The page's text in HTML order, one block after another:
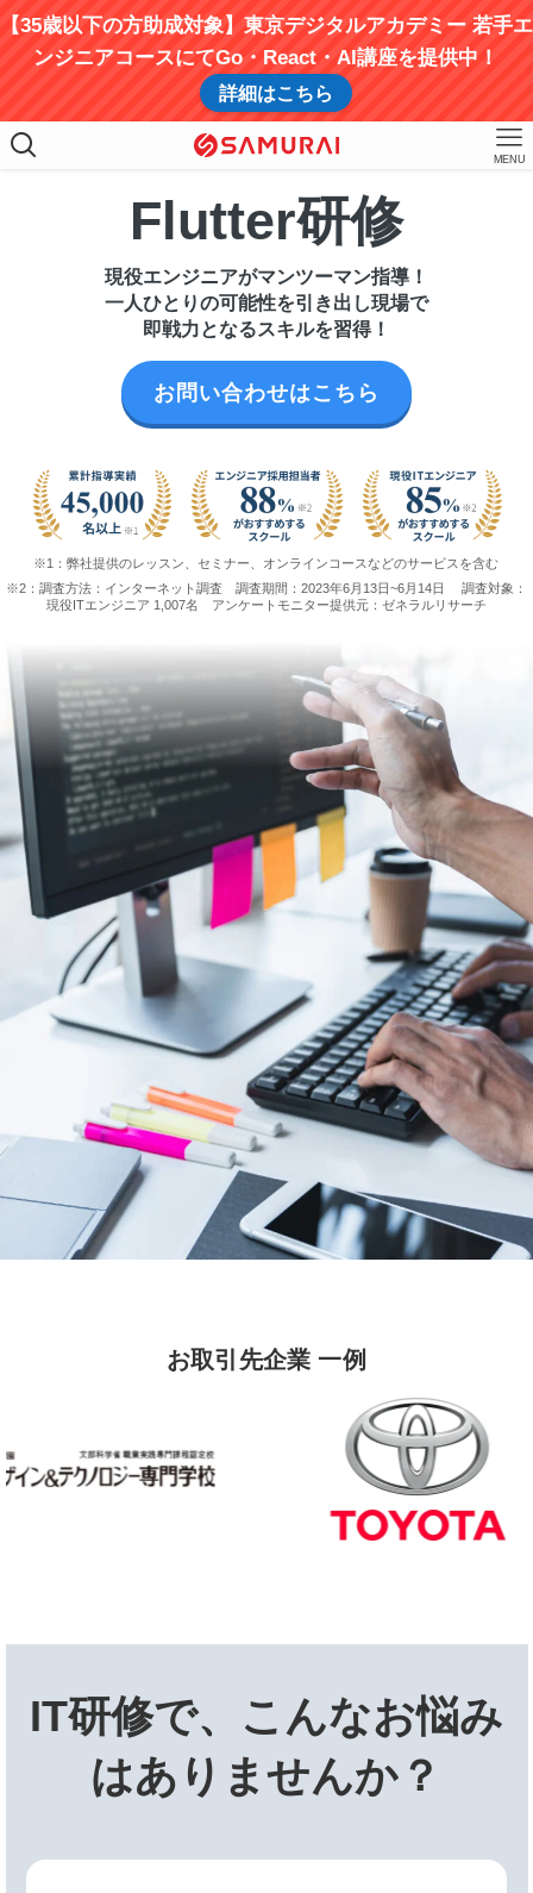
【35歳以下の方助成対象】東京デジタルアカデミー 若手エ
ンジニアコースにてGo・React・AI講座を提供中！
詳細はこちら
MENU
Flutter研修
現役エンジニアがマンツーマン指導！
一人ひとりの可能性を引き出し現場で
即戦力となるスキルを習得！
お問い合わせはこちら
※1：弊社提供のレッスン、セミナー、オンラインコースなどのサービスを含む
※2：調査方法：インターネット調査 調査期間：2023年6月13日~6月14日 調査対象：
現役ITエンジニア 1,007名 アンケートモニター提供元：ゼネラルリサーチ
お取引先企業 一例
IT研修で、こんなお悩み
はありませんか？